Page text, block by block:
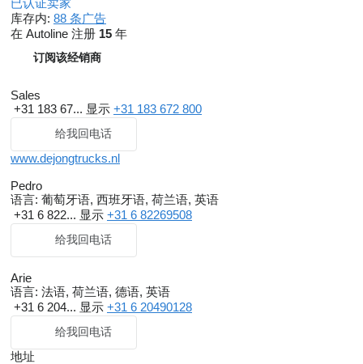
库存内: 88 条广告
在 Autoline 注册 15 年
订阅该经销商
Sales
+31 183 67... 显示 +31 183 672 800
给我回电话
www.dejongtrucks.nl
Pedro
语言: 葡萄牙语, 西班牙语, 荷兰语, 英语
+31 6 822... 显示 +31 6 82269508
给我回电话
Arie
语言: 法语, 荷兰语, 德语, 英语
+31 6 204... 显示 +31 6 20490128
给我回电话
地址